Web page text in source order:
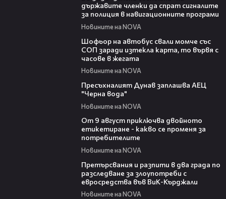
държавите членки да спрат сигналите
за полиция в навигационните програми
Новините на NOVA
Шофьор на автобус свали момче със
СОП заради изтекла карта, то вървя с
часове в жегата
Новините на NOVA
Пресъхналият Дунав заплашва АЕЦ
"Черна вода"
Новините на NOVA
От 9 август приключва двойното
етикетиране - какво се променя за
потребителите
Новините на NOVA
Претърсвания и разпити в два града по
разследване за злоупотреби с
евросредства във ВиК-Кърджали
Новините на NOVA